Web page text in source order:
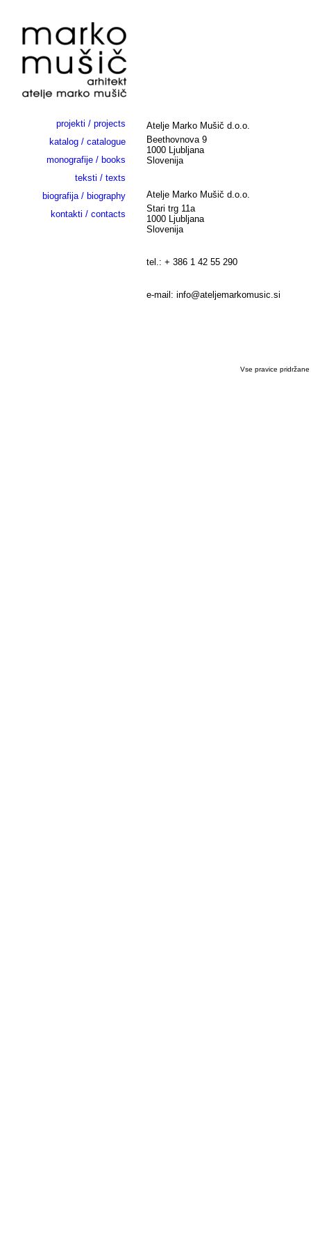
projekti / projects
katalog / catalogue
monografije / books
teksti / texts
biografija / biography
kontakti / contacts
Atelje Marko Mušič d.o.o.
Beethovnova 9
1000 Ljubljana
Slovenija
Atelje Marko Mušič d.o.o.
Stari trg 11a
1000 Ljubljana
Slovenija
tel.: + 386 1 42 55 290
e-mail: info@ateljemarkomusic.si
Vse pravice pridržane